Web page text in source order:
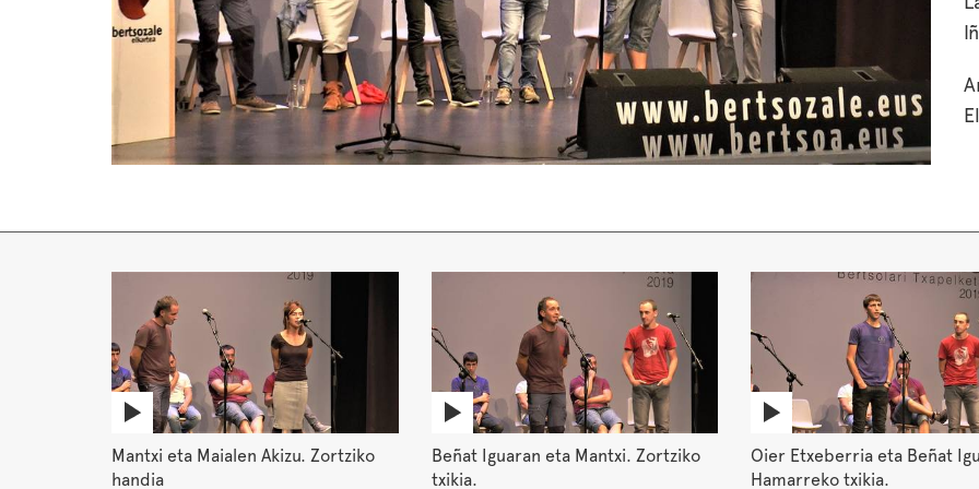
Mantxi eta Maialen Akizu. Zortziko
handia
Beñat Iguaran eta Mantxi. Zortziko
txikia.
Oier Etxeberria eta Beñat
Hamarreko txikia.